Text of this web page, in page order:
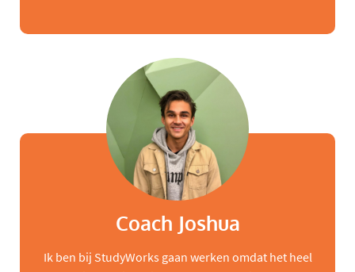
Coach Joshua
Ik ben bij StudyWorks gaan werken omdat het heel